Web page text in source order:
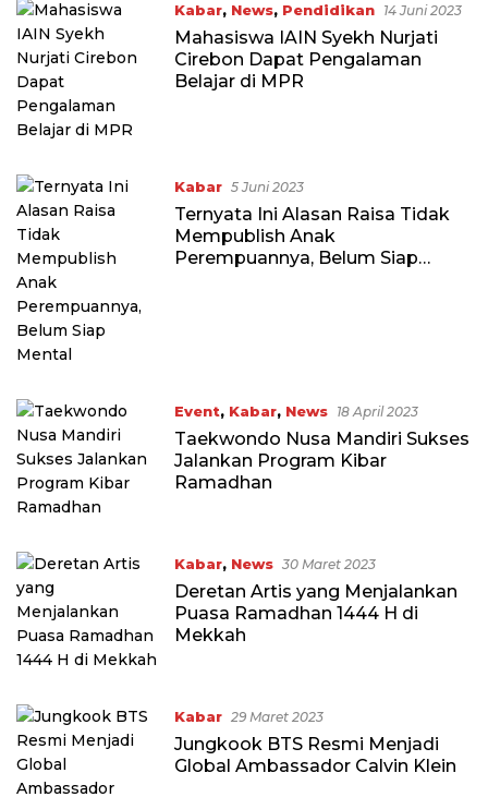
Kabar, News, Pendidikan 14 Juni 2023
Mahasiswa IAIN Syekh Nurjati
Cirebon Dapat Pengalaman
Belajar di MPR
Kabar 5 Juni 2023
Ternyata Ini Alasan Raisa Tidak
Mempublish Anak
Perempuannya, Belum Siap
Event, Kabar, News 18 April 2023
Taekwondo Nusa Mandiri Sukses
Jalankan Program Kibar
Ramadhan
Kabar, News 30 Maret 2023
Deretan Artis yang Menjalankan
Puasa Ramadhan 1444 H di
Mekkah
Kabar 29 Maret 2023
Jungkook BTS Resmi Menjadi
Global Ambassador Calvin Klein